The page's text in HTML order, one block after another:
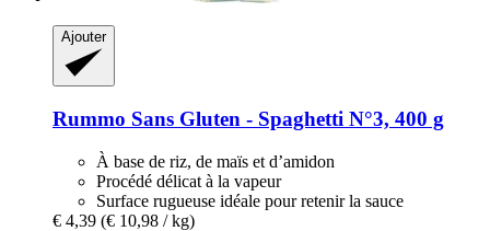
Ajouter
Rummo Sans Gluten -​ Spaghetti N°3, 400 g
À base de riz, de maïs et d’amidon
Procédé délicat à la vapeur
Surface rugueuse idéale pour retenir la sauce
€ 4,39 (€ 10,98 / kg)